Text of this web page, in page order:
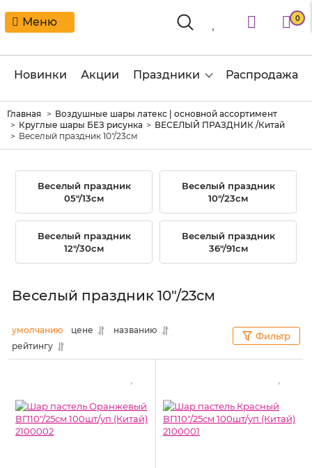
Меню 0
Новинки Акции Праздники Распродажа
Главная
Воздушные шары латекс | основной ассортимент
Круглые шары БЕЗ рисунка
ВЕСЕЛЫЙ ПРАЗДНИК /Китай
Веселый праздник 10"/23см
Веселый праздник
05"/13см
Веселый праздник
10"/23см
Веселый праздник
12"/30см
Веселый праздник
36"/91см
Веселый праздник 10"/23см
умолчанию цене
названию
рейтингу
Фильтр